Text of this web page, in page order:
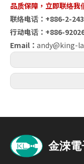
品质保障，立即联络我
联络电话：+886-2-
行动电话：+886-
Email： andy@king-